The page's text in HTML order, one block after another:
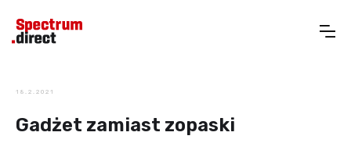
18.2.2021
Gadżet zamiast zopaski